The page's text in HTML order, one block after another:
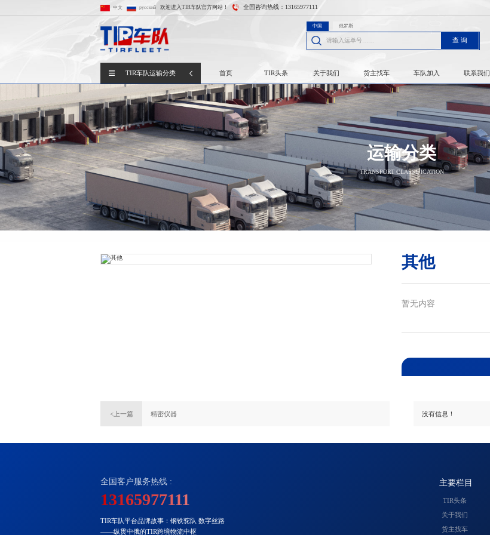
中文 русский 欢迎进入TIR车队官方网站！ 全国咨询热线： 13165977111
中国 俄罗斯
查 询
TIR车队运输分类 首页 TIR头条 关于我们 货主找车 车队加入 联系我们
运输分类
TRANSPORT CLASSIFICATION
其他
暂无内容
<上一篇 精密仪器 没有信息！
全国客户服务热线 :
13165977111
TIR车队平台品牌故事：钢铁驼队 数字丝路
——纵贯中俄的TIR跨境物流中枢
主要栏目
TIR头条
关于我们
货主找车